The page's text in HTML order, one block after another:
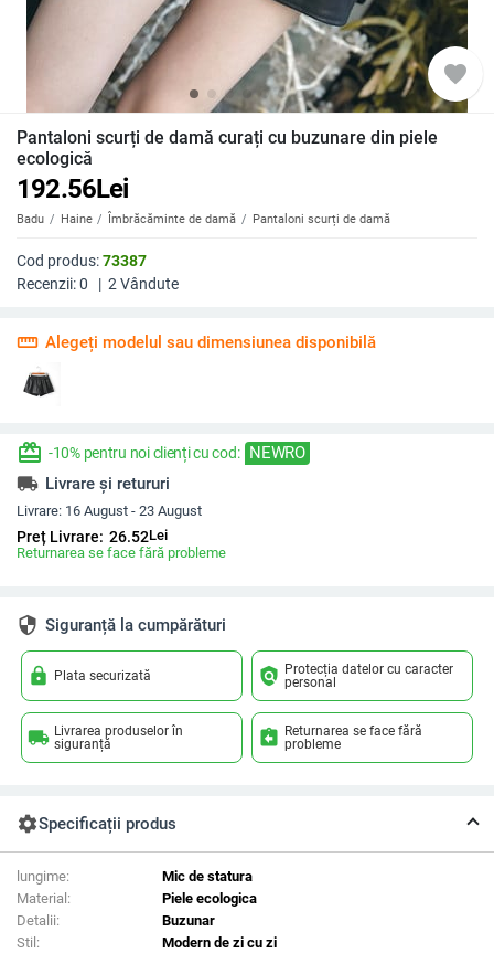
favorite
Pantaloni scurți de damă curați cu buzunare din piele
ecologică
192.56Lei
Badu Haine Îmbrăcăminte de damă Pantaloni scurți de damă
Cod produs:73387
Recenzii:0 | 2 Vândute
straighten Alegeți modelul sau dimensiunea disponibilă
redeem -10% pentru noi clienți cu cod: NEWRO
local_shipping Livrare și retururi
Livrare: 16 August - 23 August
Preț Livrare: 26.52Lei
Returnarea se face fără probleme
security Siguranță la cumpărături
lock Plata securizată policy Protecția datelor cu caracter
personal
local_shipping Livrarea produselor în
siguranță
assignment_return Returnarea se face fără
probleme
settingsSpecificații produs
lungime:
Mic de statura
Material:
Piele ecologica
Detalii:
Buzunar
Stil:
Modern de zi cu zi